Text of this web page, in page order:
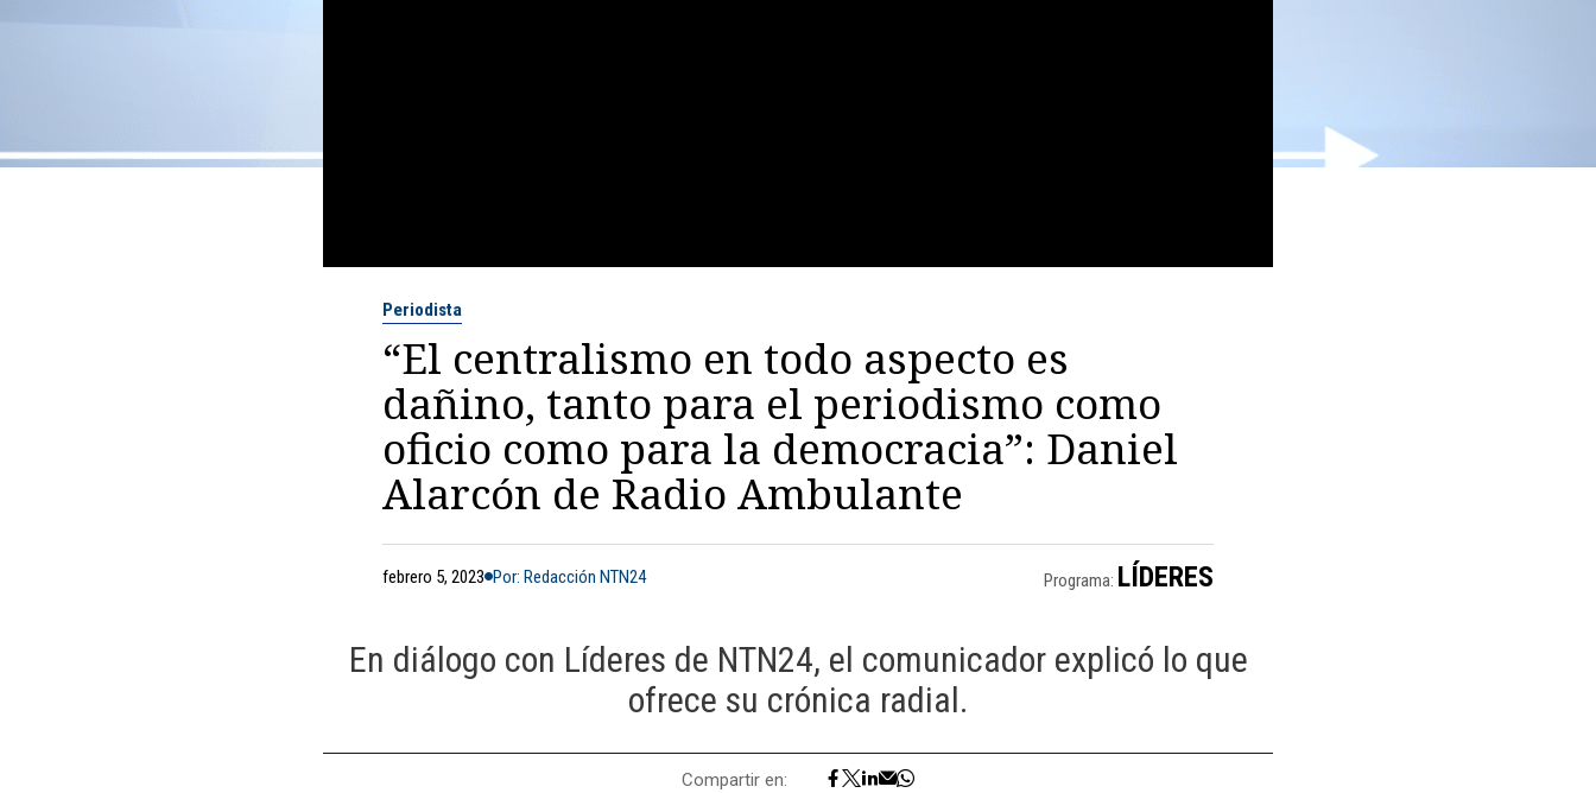
Periodista
“El centralismo en todo aspecto es
dañino, tanto para el periodismo como
oficio como para la democracia”: Daniel
Alarcón de Radio Ambulante
febrero 5, 2023 Por: Redacción NTN24 Programa: LÍDERES
En diálogo con Líderes de NTN24, el comunicador explicó lo que
ofrece su crónica radial.
Compartir en: